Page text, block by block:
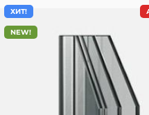
ХИТ!
NEW!